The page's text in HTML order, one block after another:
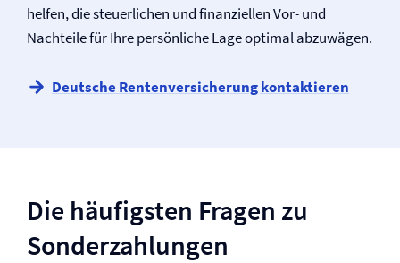
helfen, die steuerlichen und finanziellen Vor- und
Nachteile für Ihre persönliche Lage optimal abzuwägen.
Deutsche Renten­versicherung kontaktieren
Die häufigsten Fragen zu
Sonderzahlungen